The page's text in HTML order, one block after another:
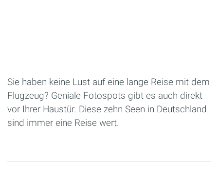
Sie haben keine Lust auf eine lange Reise mit dem
Flugzeug? Geniale Fotospots gibt es auch direkt
vor Ihrer Haustür. Diese zehn Seen in Deutschland
sind immer eine Reise wert.